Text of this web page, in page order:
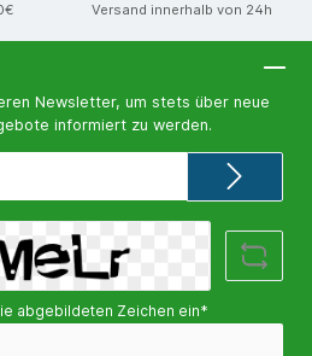
Versand innerhalb von 24h
Newsletter, um stets über neue
informiert zu werden.
abgebildeten Zeichen ein*